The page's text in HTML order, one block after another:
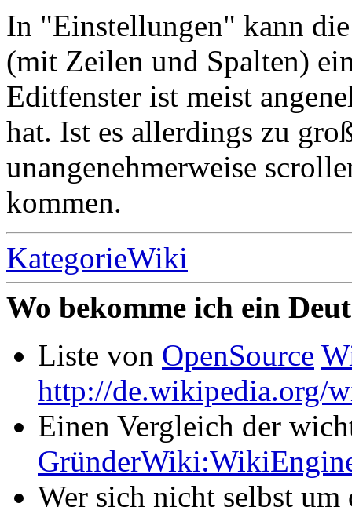
In "Einstellungen" kann
(mit Zeilen und Spalten)
Editfenster ist meist
hat. Ist es allerdings zu
unangenehmerweise
kommen.
KategorieWiki
Wo bekomme ich ein
Liste von OpenSource
http://de.wikipedia.org/
Einen Vergleich der
Wer sich nicht selbst